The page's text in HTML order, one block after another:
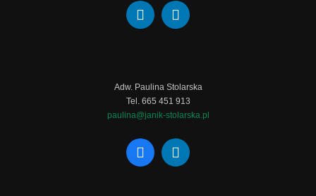
Adw. Paulina Stolarska
Tel. 665 451 913
paulina@janik-stolarska.pl